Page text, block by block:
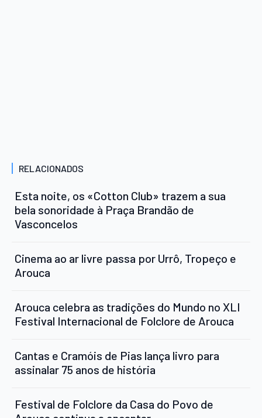
RELACIONADOS
Esta noite, os «Cotton Club» trazem a sua
bela sonoridade à Praça Brandão de
Vasconcelos
Cinema ao ar livre passa por Urrô, Tropeço e
Arouca
Arouca celebra as tradições do Mundo no XLI
Festival Internacional de Folclore de Arouca
Cantas e Cramóis de Pias lança livro para
assinalar 75 anos de história
Festival de Folclore da Casa do Povo de